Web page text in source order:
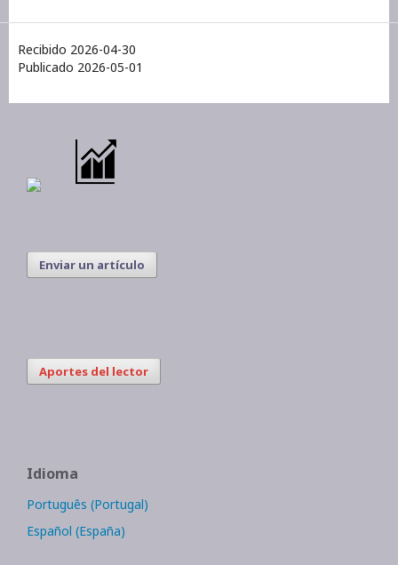
Recibido 2026-04-30
Publicado 2026-05-01
Enviar un artículo
Aportes del lector
Idioma
Português (Portugal)
Español (España)